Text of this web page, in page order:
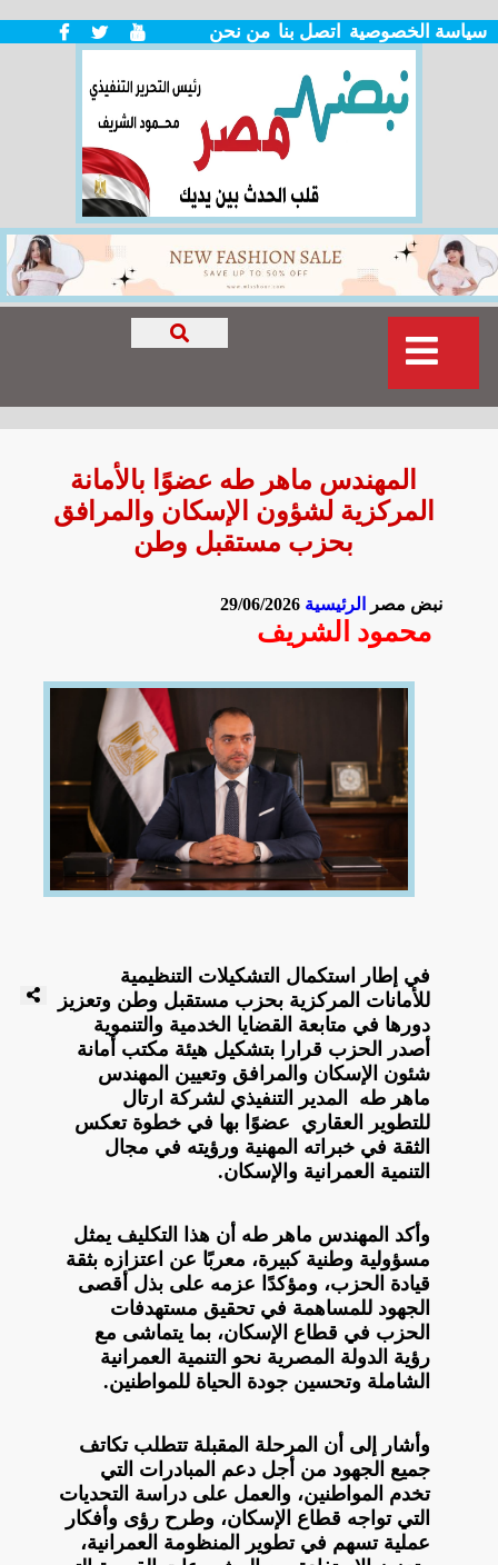
من نحن اتصل بنا سياسة الخصوصية
المهندس ماهر طه عضوًا بالأمانة
المركزية لشؤون الإسكان والمرافق
بحزب مستقبل وطن
نبض مصر الرئيسية 29/06/2026
محمود الشريف
في إطار استكمال التشكيلات التنظيمية
للأمانات المركزية بحزب مستقبل وطن وتعزيز
دورها في متابعة القضايا الخدمية والتنموية
أصدر الحزب قرارا بتشكيل هيئة مكتب أمانة
شئون الإسكان والمرافق وتعيين المهندس
ماهر طه المدير التنفيذي لشركة ارتال
للتطوير العقاري عضوًا بها في خطوة تعكس
الثقة في خبراته المهنية ورؤيته في مجال
التنمية العمرانية والإسكان.
وأكد المهندس ماهر طه أن هذا التكليف يمثل
مسؤولية وطنية كبيرة، معربًا عن اعتزازه بثقة
قيادة الحزب، ومؤكدًا عزمه على بذل أقصى
الجهود للمساهمة في تحقيق مستهدفات
الحزب في قطاع الإسكان، بما يتماشى مع
رؤية الدولة المصرية نحو التنمية العمرانية
الشاملة وتحسين جودة الحياة للمواطنين.
وأشار إلى أن المرحلة المقبلة تتطلب تكاتف
جميع الجهود من أجل دعم المبادرات التي
تخدم المواطنين، والعمل على دراسة التحديات
التي تواجه قطاع الإسكان، وطرح رؤى وأفكار
عملية تسهم في تطوير المنظومة العمرانية،